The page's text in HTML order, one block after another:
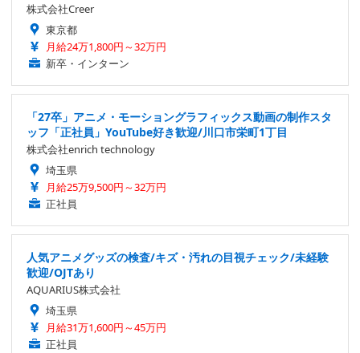
株式会社Creer
東京都
月給24万1,800円～32万円
新卒・インターン
「27卒」アニメ・モーショングラフィックス動画の制作スタ
ッフ「正社員」YouTube好き歓迎/川口市栄町1丁目
株式会社enrich technology
埼玉県
月給25万9,500円～32万円
正社員
人気アニメグッズの検査/キズ・汚れの目視チェック/未経験
歓迎/OJTあり
AQUARIUS株式会社
埼玉県
月給31万1,600円～45万円
正社員